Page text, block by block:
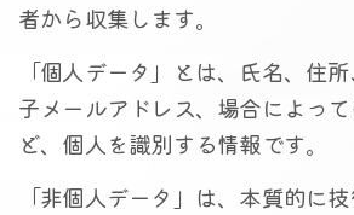
者から収集します。
「個人データ」とは、氏名、住
子メールアドレス、場合によっ
ど、個人を識別する情報です。
「非個人データ」は、本質的に